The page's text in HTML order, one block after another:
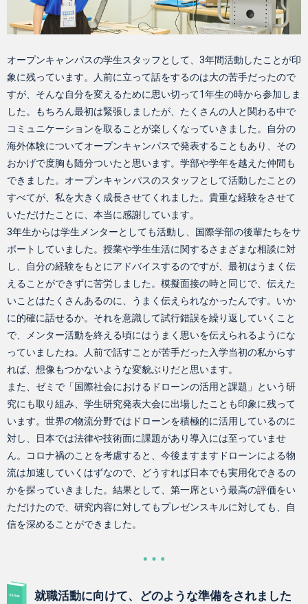
オープンキャンパスの学生スタッフとして、3年間活動したことが印
象に残っています。人前に立って話をするのは大の苦手だったので
すが、そんな自分を変えるために思い切って1年生の時から参加しま
した。もちろん最初は緊張しましたが、たくさんの人と関わる中で
コミュニケーションを取ることが楽しくなっていきました。自分の
海外体験についてオープンキャンパスで発表することもあり、その
おかげで度胸も随分ついたと思います。学部や学年を越えた仲間も
できました。オープンキャンパスのスタッフとして活動したことの
すべてが、私を大きく成長させてくれました。貴重な経験をさせて
いただけたことに、本当に感謝しています。
3年生からは学生メンターとしても活動し、国際学部の後輩たちをサ
ポートしていました。授業や学生生活に関するさまざまな相談に対
し、自分の経験をもとにアドバイスするのですが、最初はうまく伝
えることができずに苦労しました。模擬面接の時と同じで、伝えた
いことはたくさんあるのに、うまく伝えられなかったんです。いか
に的確に話せるか。それを意識して試行錯誤を繰り返していくこと
で、メンター活動を終える頃にはうまく思いを伝えられるようにな
っていましたね。人前で話すことが苦手だった入学当初の私からす
れば、想像もつかないような変貌ぶりだと思います。
また、ゼミで「国際社会におけるドローンの活用と課題」という研
究にも取り組み、学生研究発表大会に出場したことも印象に残って
います。世界の物流分野ではドローンを積極的に活用しているのに
対し、日本では法律や技術面に課題があり導入には至っていませ
ん。コロナ禍のことを考慮すると、今後ますますドローンによる物
流は加速していくはずなので、どうすれば日本でも実用化できるの
かを探っていきました。結果として、第一席という最高の評価をい
ただけたので、研究内容に対してもプレゼンスキルに対しても、自
信を深めることができました。
就職活動に向けて、どのような準備をされました